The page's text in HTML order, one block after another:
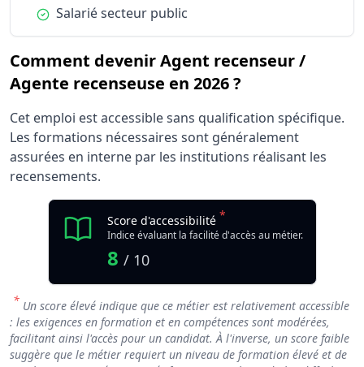
Condition :
Salarié secteur public
Comment devenir Agent recenseur /
Agente recenseuse en 2026 ?
Cet emploi est accessible sans qualification spécifique.
Les formations nécessaires sont généralement
assurées en interne par les institutions réalisant les
recensements.
Score d'accessibilité *
Indice évaluant la facilité d'accès au métier.
8 / 10
* Un score élevé indique que ce métier est relativement accessible
: les exigences en formation et en compétences sont modérées,
facilitant ainsi l'accès pour un candidat. À l'inverse, un score faible
suggère que le métier requiert un niveau de formation élevé et de